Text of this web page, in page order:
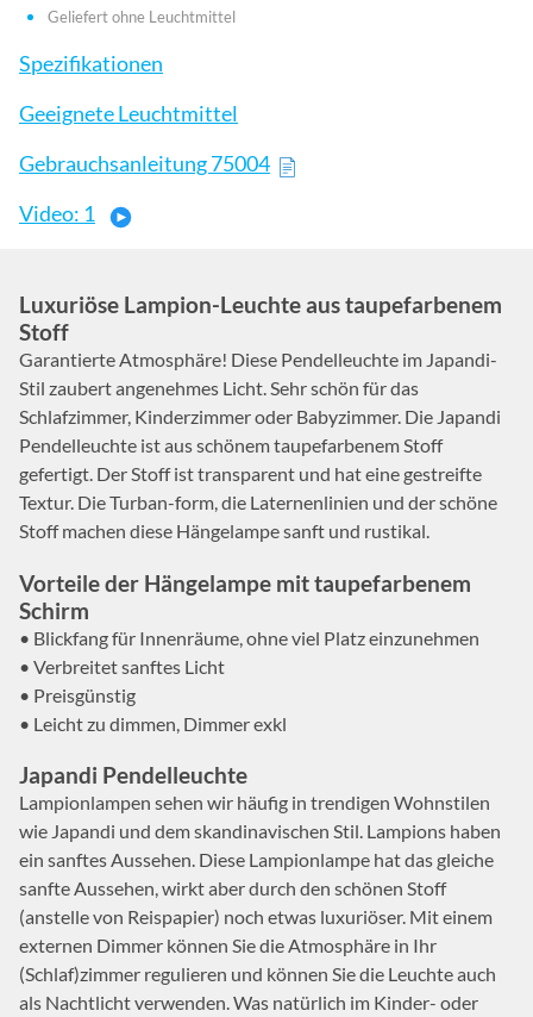
Geliefert ohne Leuchtmittel
Spezifikationen
Geeignete Leuchtmittel
Gebrauchsanleitung 75004
Video: 1
Luxuriöse Lampion-Leuchte aus taupefarbenem
Stoff
Garantierte Atmosphäre! Diese Pendelleuchte im Japandi-
Stil zaubert angenehmes Licht. Sehr schön für das
Schlafzimmer, Kinderzimmer oder Babyzimmer. Die Japandi
Pendelleuchte ist aus schönem taupefarbenem Stoff
gefertigt. Der Stoff ist transparent und hat eine gestreifte
Textur. Die Turban-form, die Laternenlinien und der schöne
Stoff machen diese Hängelampe sanft und rustikal.
Vorteile der Hängelampe mit taupefarbenem
Schirm
• Blickfang für Innenräume, ohne viel Platz einzunehmen
• Verbreitet sanftes Licht
• Preisgünstig
• Leicht zu dimmen, Dimmer exkl
Japandi Pendelleuchte
Lampionlampen sehen wir häufig in trendigen Wohnstilen
wie Japandi und dem skandinavischen Stil. Lampions haben
ein sanftes Aussehen. Diese Lampionlampe hat das gleiche
sanfte Aussehen, wirkt aber durch den schönen Stoff
(anstelle von Reispapier) noch etwas luxuriöser. Mit einem
externen Dimmer können Sie die Atmosphäre in Ihr
(Schlaf)zimmer regulieren und können Sie die Leuchte auch
als Nachtlicht verwenden. Was natürlich im Kinder- oder